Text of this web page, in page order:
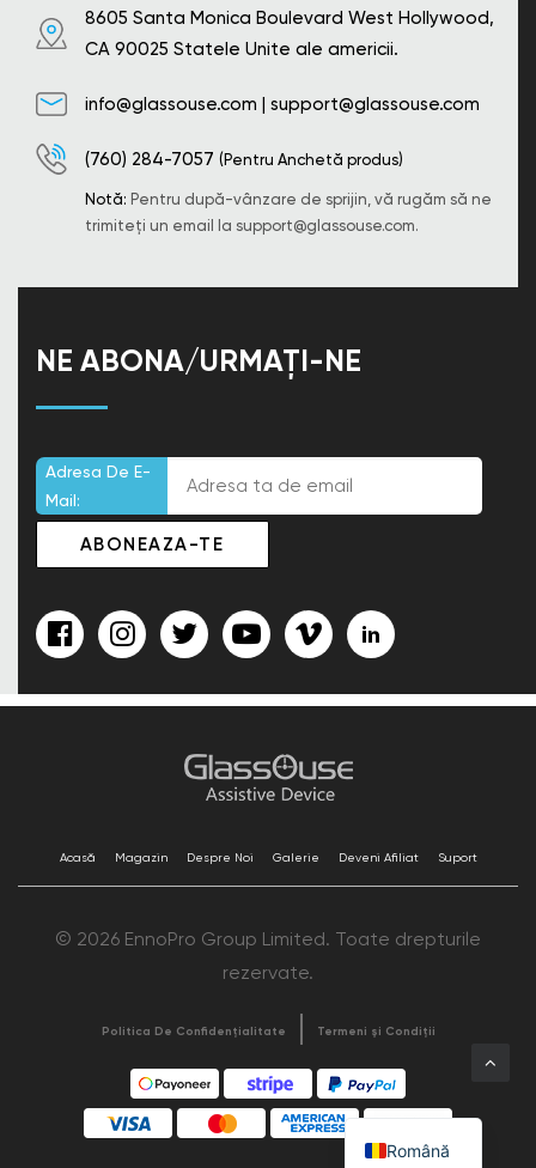
8605 Santa Monica Boulevard West Hollywood,
CA 90025 Statele Unite ale americii.
info@glassouse.com | support@glassouse.com
(760) 284-7057 (Pentru Anchetă produs)
Notă: Pentru după-vânzare de sprijin, vă rugăm să ne
trimiteți un email la support@glassouse.com.
NE ABONA/URMAȚI-NE
Adresa De E-
Mail:
Acasă Magazin Despre Noi Galerie Deveni Afiliat Suport
© 2026 EnnoPro Group Limited. Toate drepturile
rezervate.
Politica De Confidențialitate Termeni și Condiții
Română